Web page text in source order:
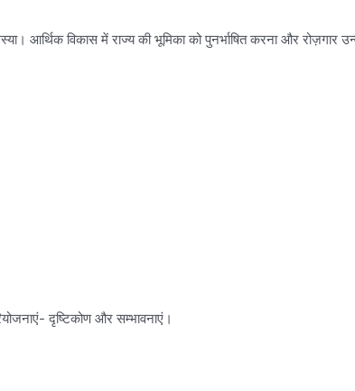
आर्थिक विकास में राज्य की भूमिका को पुनर्भाषित करना और रोज़गार
दृष्टिकोण और सम्भावनाएं।